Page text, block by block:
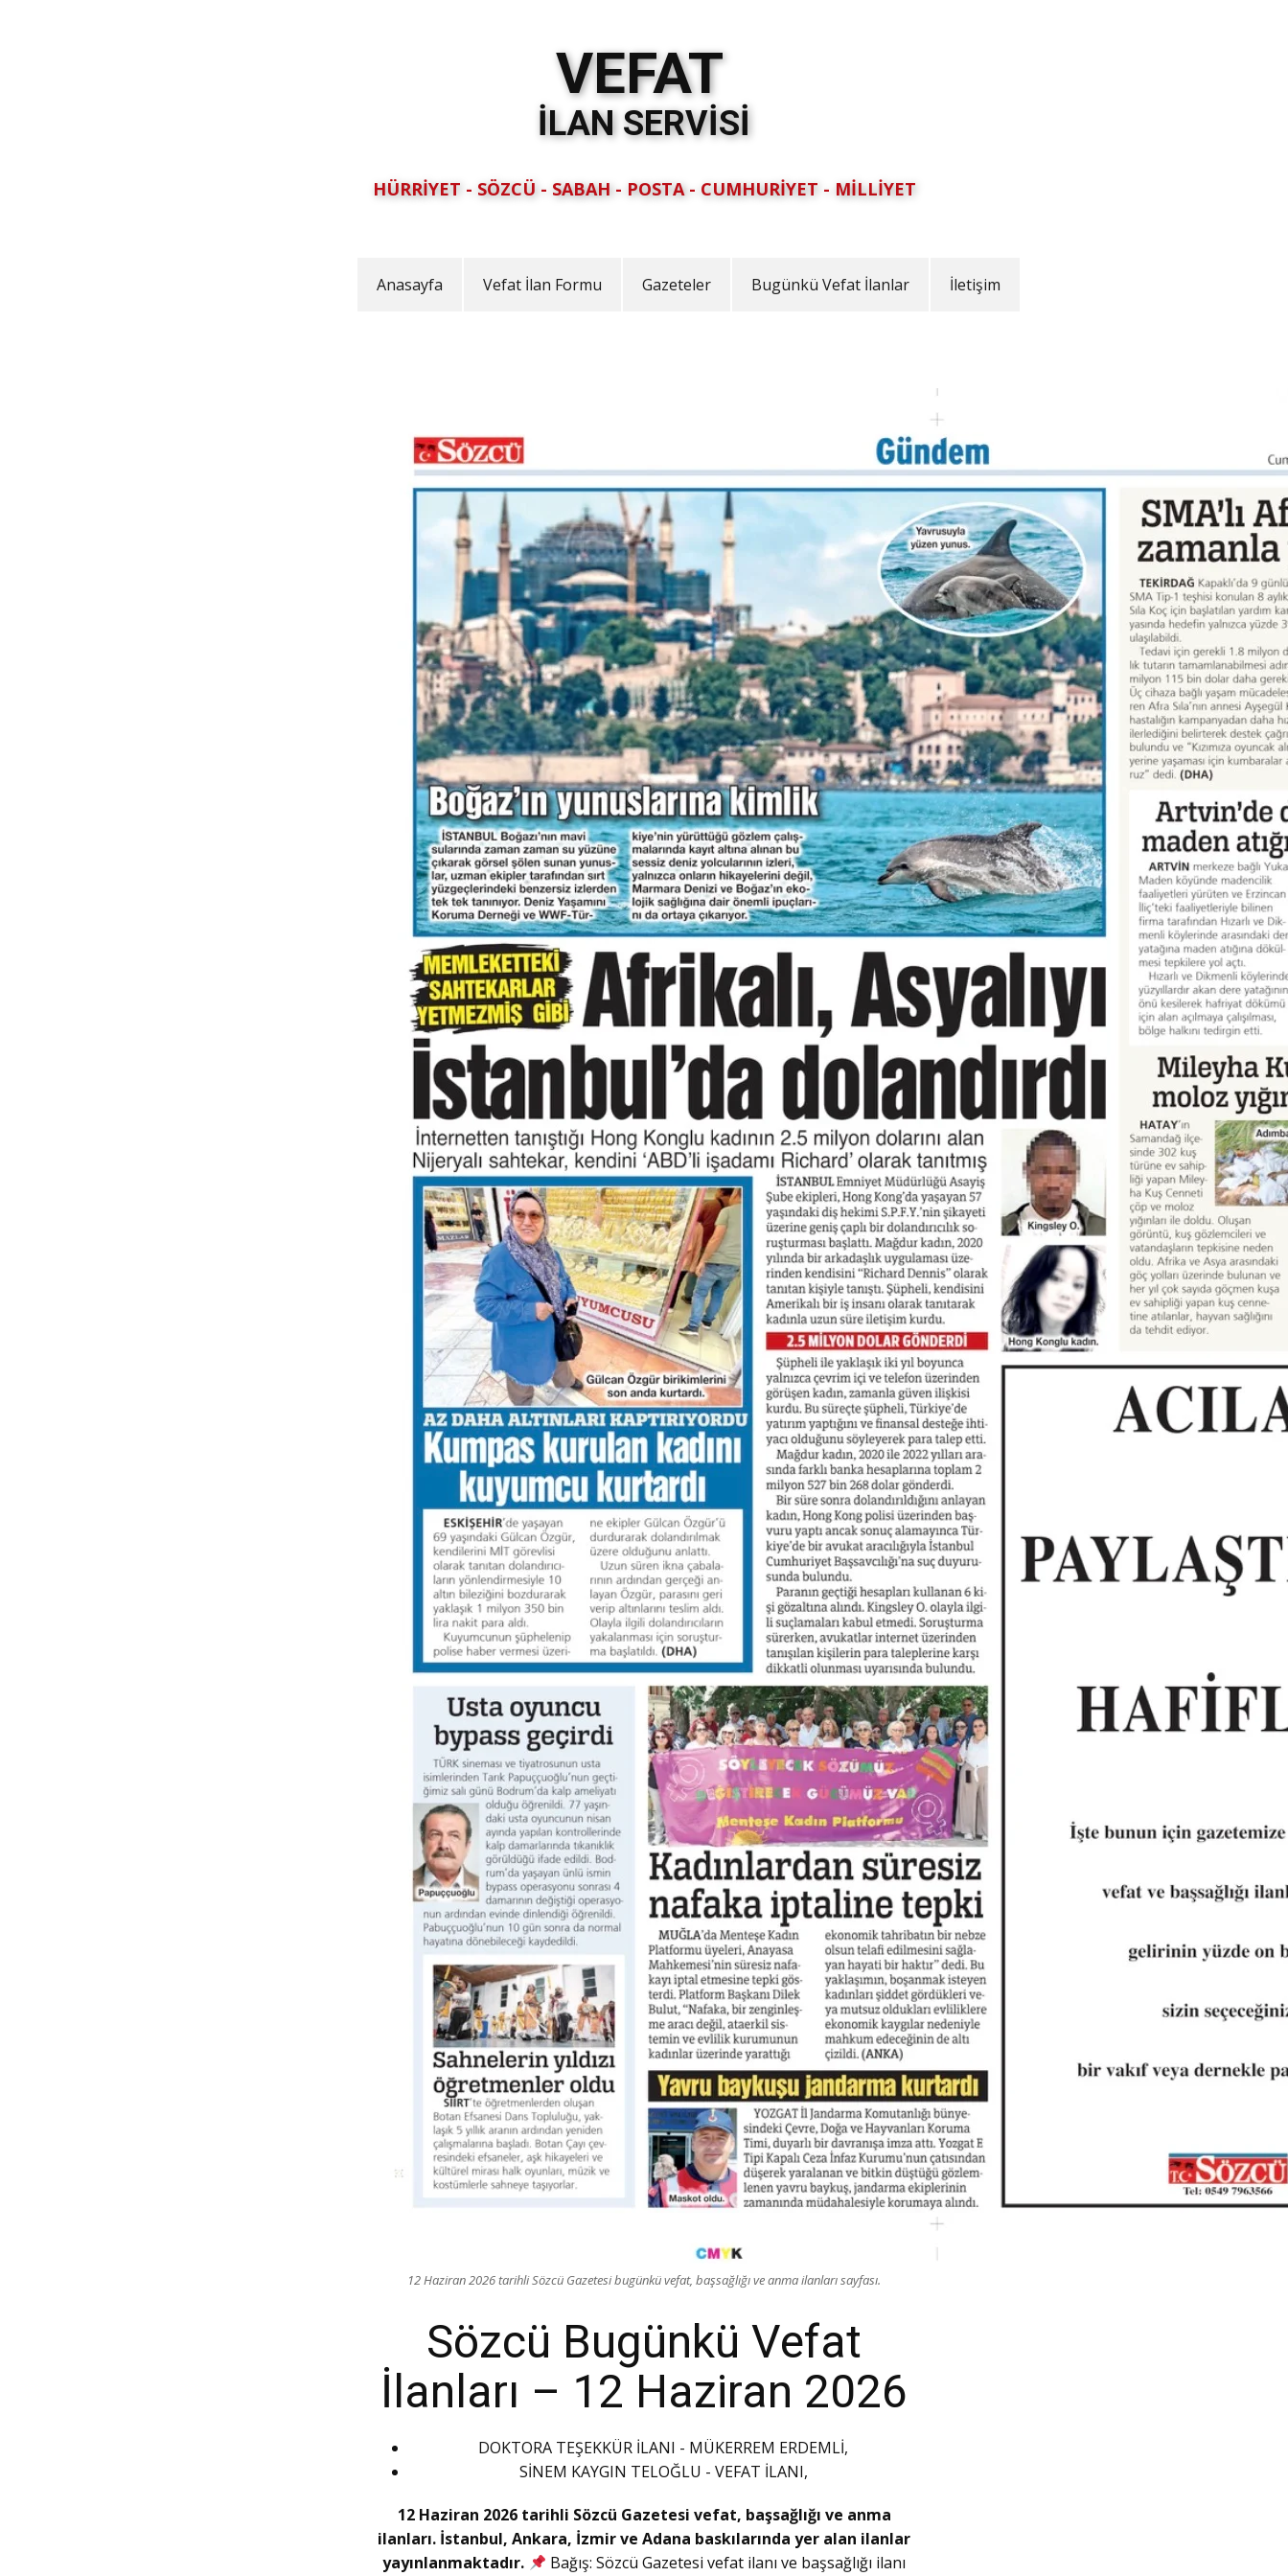
VEFAT
İLAN SERVİSİ
HÜRRİYET - SÖZCÜ - SABAH - POSTA - CUMHURİYET - MİLLİYET
Anasayfa Vefat İlan Formu Gazeteler Bugünkü Vefat İlanlar İletişim
12 Haziran 2026 tarihli Sözcü Gazetesi bugünkü vefat, başsağlığı ve anma ilanları sayfası.
Sözcü Bugünkü Vefat
İlanları – 12 Haziran 2026
DOKTORA TEŞEKKÜR İLANI - MÜKERREM ERDEMLİ,
SİNEM KAYGIN TELOĞLU - VEFAT İLANI,
12 Haziran 2026 tarihli Sözcü Gazetesi vefat, başsağlığı ve anma
ilanları. İstanbul, Ankara, İzmir ve Adana baskılarında yer alan ilanlar
yayınlanmaktadır.
Bağış: Sözcü Gazetesi vefat ilanı ve başsağlığı ilanı